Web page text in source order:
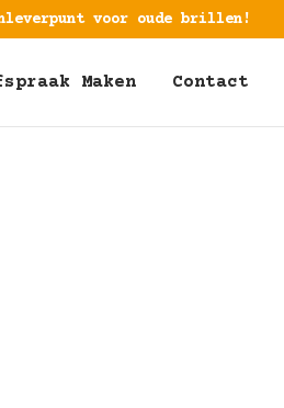
voor oude brillen!
Maken Contact